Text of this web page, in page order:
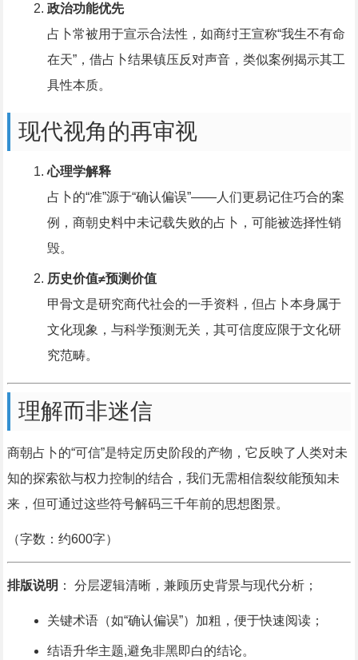
政治功能优先
占卜常被用于宣示合法性，如商纣王宣称“我生不有命
在天”，借占卜结果镇压反对声音，类似案例揭示其工
具性本质。
现代视角的再审视
心理学解释
占卜的“准”源于“确认偏误”——人们更易记住巧合的案
例，商朝史料中未记载失败的占卜，可能被选择性销
毁。
历史价值≠预测价值
甲骨文是研究商代社会的一手资料，但占卜本身属于
文化现象，与科学预测无关，其可信度应限于文化研
究范畴。
理解而非迷信
商朝占卜的“可信”是特定历史阶段的产物，它反映了人类对未
知的探索欲与权力控制的结合，我们无需相信裂纹能预知未
来，但可通过这些符号解码三千年前的思想图景。
（字数：约600字）
排版说明 ： 分层逻辑清晰，兼顾历史背景与现代分析；
关键术语（如“确认偏误”）加粗，便于快速阅读；
结语升华主题,避免非黑即白的结论。